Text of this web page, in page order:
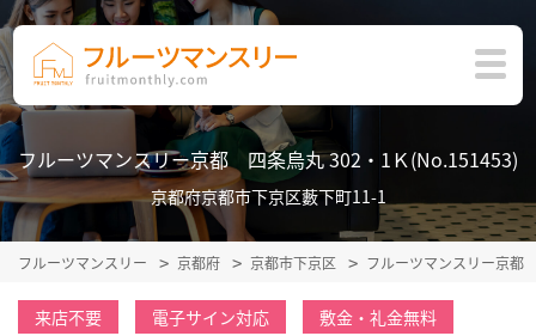
フルーツマンスリー京都 四条烏丸 302・1Ｋ(No.151453)
京都府京都市下京区藪下町11-1
フルーツマンスリー 京都府 京都市下京区 フルーツマンスリー京
来店不要 電子サイン対応
敷金・礼金無料